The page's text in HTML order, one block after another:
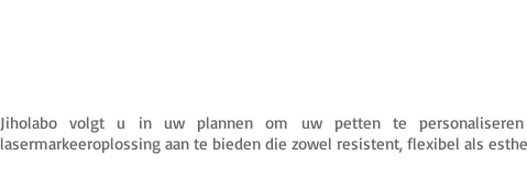
Jiholabo volgt u in uw plannen om uw petten te
lasermarkeeroplossing aan te bieden die zowel resistent, flexibel als